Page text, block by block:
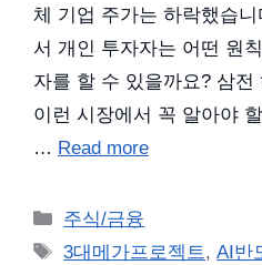
체 기업 주가는 하락했습니
서 개인 투자자는 어떤 원
자를 할 수 있을까요? 삼
이런 시장에서 꼭 알아야
… Read more
카
테
주식/금융
태
3대메가프로젝트,AI반